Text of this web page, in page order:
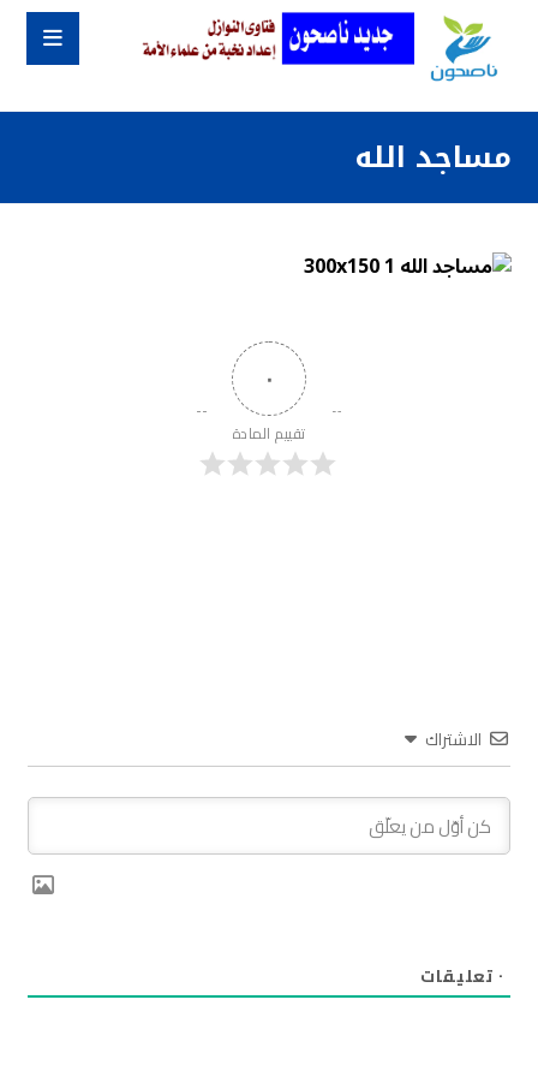
مساجد الله
٠
تقييم المادة
الاشتراك
٠ تعليقات